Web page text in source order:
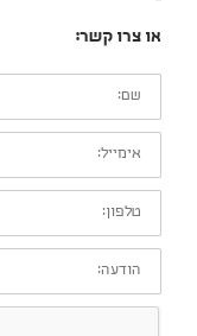
או צרו קשר:
שם:
אימייל:
טלפון:
הודעה: